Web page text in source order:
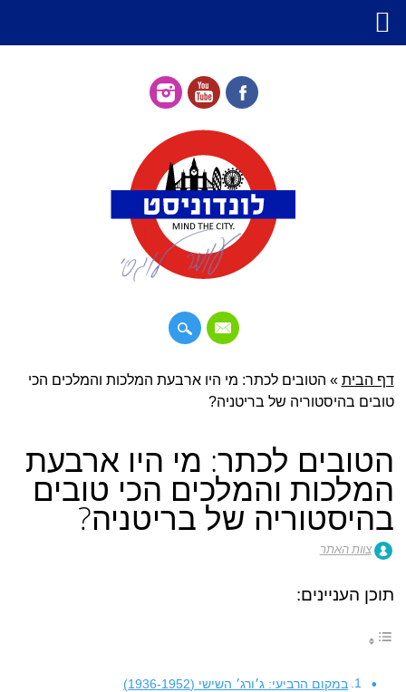
תפריט ראשי
דילוג
לתוכן
דף הבית » הטובים לכתר: מי היו ארבעת המלכות והמלכים הכי
טובים בהיסטוריה של בריטניה?
הטובים לכתר: מי היו ארבעת
המלכות והמלכים הכי טובים
בהיסטוריה של בריטניה?
צוות האתר
תוכן העניינים:
במקום הרביעי: ג׳ורג׳ השישי (1936-1952)